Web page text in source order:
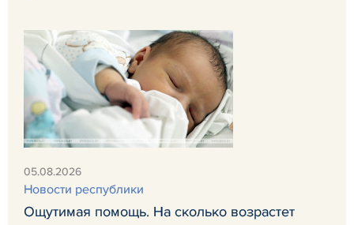
05.08.2026
Новости республики
Ощутимая помощь. На сколько возрастет